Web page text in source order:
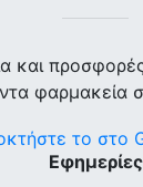
και
φαρμακεία
Εφημερίες